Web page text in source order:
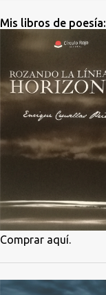
Mis libros de poesía:
Comprar aquí.